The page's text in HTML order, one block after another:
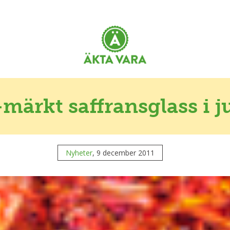
saffransglass i
Nyheter, 9 december 2011